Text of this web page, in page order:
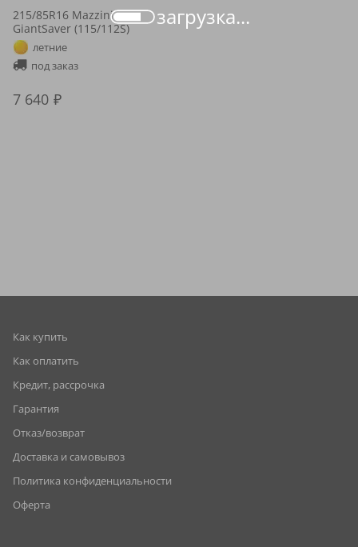
загрузка...
215/85R16 Mazzini
GiantSaver (115/112S)
летние
под заказ
7 640
Как купить
Как оплатить
Кредит, рассрочка
Гарантия
Отказ/возврат
Доставка и самовывоз
Политика конфиденциальности
Оферта